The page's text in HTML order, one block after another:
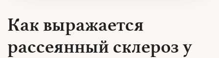
Как выражается
рассеянный склероз у